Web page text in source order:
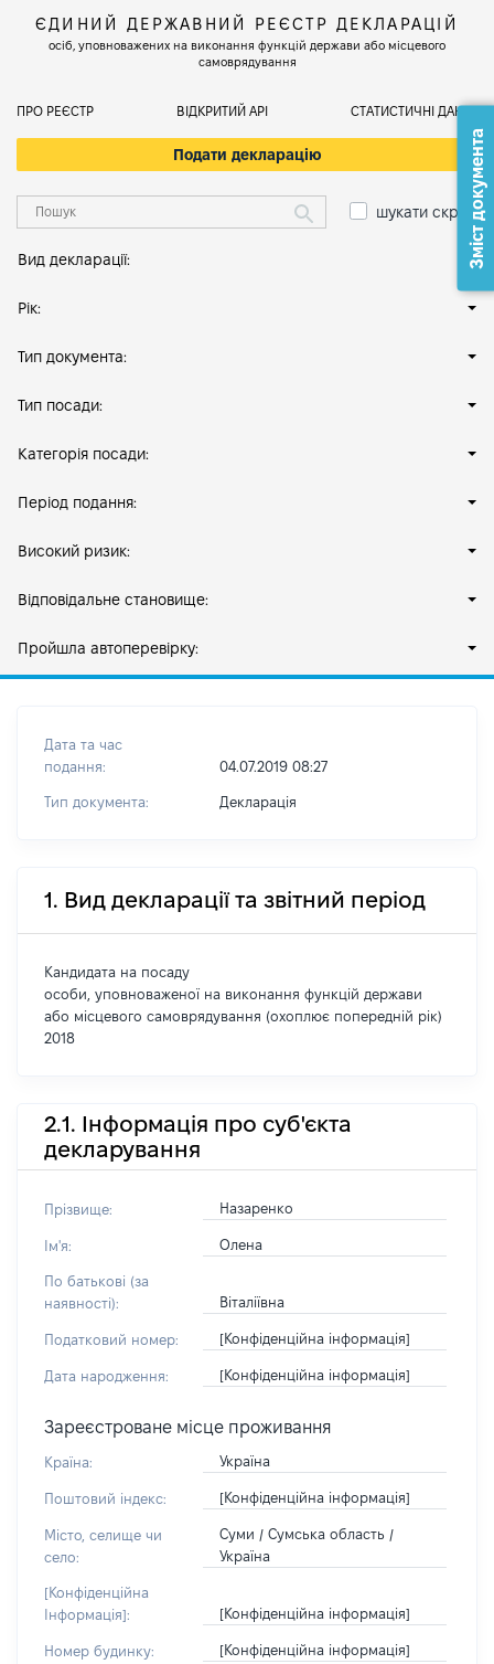
ЄДИНИЙ ДЕРЖАВНИЙ РЕЄСТР ДЕКЛАРАЦІЙ
осіб, уповноважених на виконання функцій держави або місцевого
самоврядування
ПРО РЕЄСТР ВІДКРИТИЙ АРІ СТАТИСТИЧНІ ДАНІ
Подати декларацію
шукати скрізь
Вид декларації:
Рік:
Тип документа:
Тип посади:
Категорія посади:
Період подання:
Високий ризик:
Відповідальне становище:
Пройшла автоперевірку:
Дата та час
подання:
04.07.2019 08:27
Тип документа: Декларація
1. Вид декларації та звітний період
Кандидата на посаду
особи, уповноваженої на виконання функцій держави
або місцевого самоврядування (охоплює попередній рік)
2018
2.1. Інформація про суб'єкта
декларування
Прізвище: Назаренко
Ім'я: Олена
По батькові (за
наявності):
Віталіївна
Податковий номер: [Конфіденційна інформація]
Дата народження: [Конфіденційна інформація]
Зареєстроване місце проживання
Країна: Україна
Поштовий індекс: [Конфіденційна інформація]
Місто, селище чи
село:
Суми / Сумська область /
Україна
[Конфіденційна
Інформація]:
[Конфіденційна інформація]
Номер будинку: [Конфіденційна інформація]
Зміст документа